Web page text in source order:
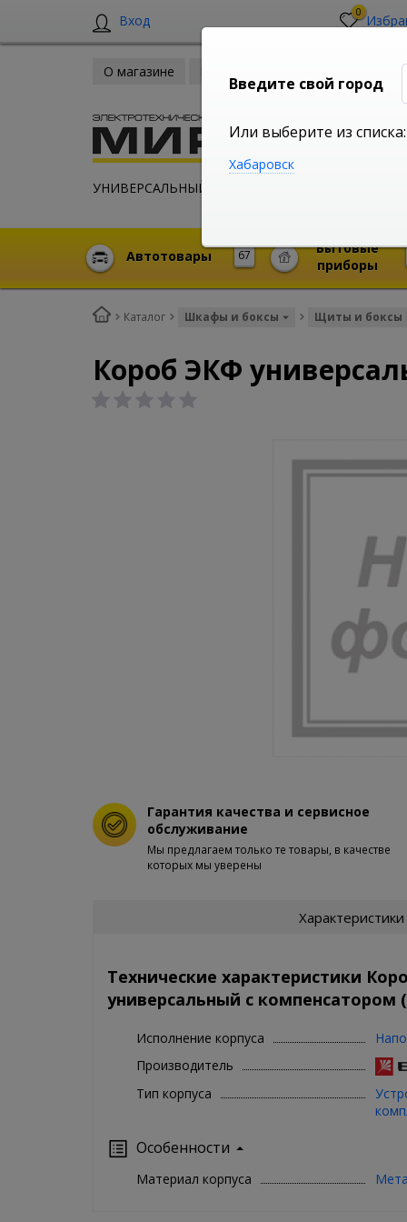
Вход 0
О магазине
УНИВЕРСАЛЬНЫЙ ИНТЕРНЕТ МАГАЗИН
67
Автотовары
Бытовые
приборы
Каталог Шкафы и боксы Щиты и боксы
Короб ЭКФ
Гарантия качества и сервисное
обслуживание
Мы предлагаем только те товары, в качестве
которых мы уверены
Характеристики
Технические характеристики
универсальный с компенсатором
Исполнение корпуса
Производитель
Тип корпуса
Особенности
Материал корпуса
Введите свой город
Или выберите из списка:
Хабаровск